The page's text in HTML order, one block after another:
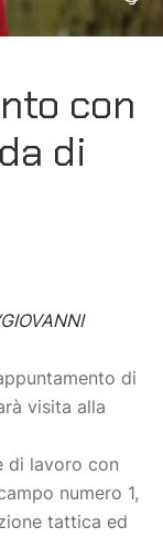
con
di
di
visita alla
di lavoro con
numero 1,
tattica ed